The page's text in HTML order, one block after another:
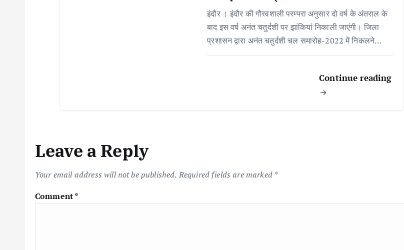
इंदौर । इंदौर की गौरवशाली परम्परा अनुसार दो वर्ष के अंतराल के
बाद इस वर्ष अनंत चतुर्दशी पर झांकियां निकाली जाएंगी। जिला
प्रशासन द्वारा अनंत चतुर्दशी चल समारोह-2022 में निकलने…
Continue reading
Leave a Reply
Your email address will not be published. Required fields are marked *
Comment*